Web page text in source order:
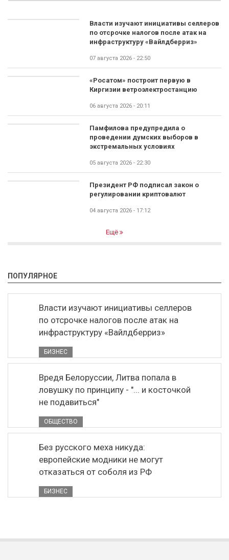
Власти изучают инициативы селлеров
по отсрочке налогов после атак на
инфраструктуру «Вайлдберриз»
07 августа 2026 - 22:50
«Росатом» построит первую в
Киргизии ветроэлектростанцию
06 августа 2026 - 20:11
Памфилова предупредила о
проведении думских выборов в
экстремальных условиях
05 августа 2026 - 22:30
Президент РФ подписал закон о
регулировании криптовалют
04 августа 2026 - 17:12
Ещё
ПОПУЛЯРНОЕ
Власти изучают инициативы селлеров
по отсрочке налогов после атак на
инфраструктуру «Вайлдберриз»
БИЗНЕС
Вредя Белоруссии, Литва попала в
ловушку по принципу - "... и косточкой
не подавиться"
ОБЩЕСТВО
Без русского меха никуда:
европейские модники не могут
отказаться от соболя из РФ
БИЗНЕС